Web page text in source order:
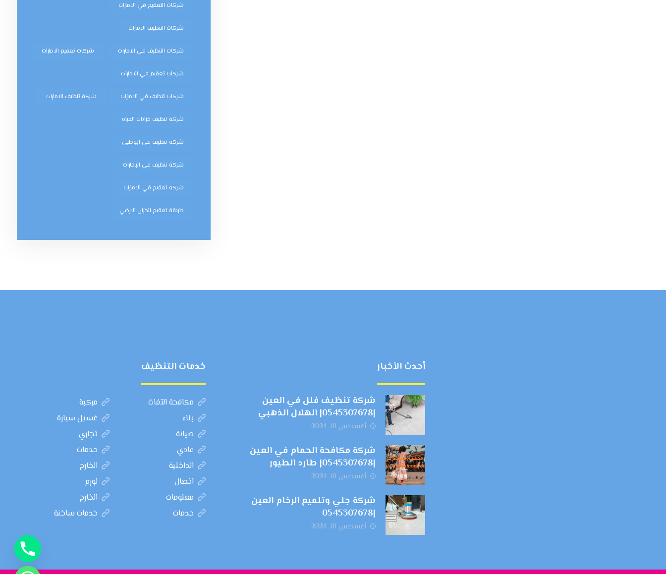
شركات التعقيم في الامارات
شركات التنظيف الامارات
شركات التنظيف في الامارات شركات تعقيم الامارات
شركات تعقيم في الامارات
شركات تنظيف في الامارات شركة تنظيف الامارات
شركة تنظيف خزانات المياه
شركة تنظيف في ابوظبي
شركة تنظيف في الإمارات
شركه تعقيم في الامارات
طريقة تعقيم الخزان الارضي
أحدث الأخبار
شركة تنظيف فلل في العين
|0545307678| الهلال الذهبي
أغسطس 10, 2024
شركة مكافحة الحمام في العين
|0545307678| طارد الطيور
أغسطس 10, 2024
شركة جلي وتلميع الرخام العين
|0545307678
أغسطس 10, 2024
خدمات التنظيف
مكافحة الآفات
مركبة
بناء
غسيل سيارة
صيانة
تجاري
عادي
خدمات
الداخلية
الخارج
اتصال
لورم
معلومات
الخارج
خدمات
خدمات ساخنة